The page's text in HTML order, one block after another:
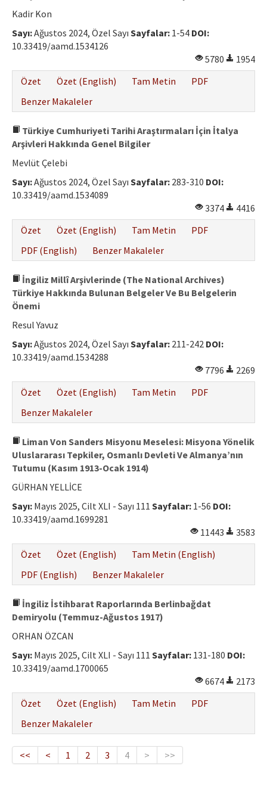
Kadir Kon
Sayı:Ağustos 2024, Özel Sayı Sayfalar: 1-54 DOI:
10.33419/aamd.1534126
5780
1954
Özet
Özet (English) Tam Metin
PDF
Benzer Makaleler
Türkiye Cumhuriyeti Tarihi Araştırmaları İçin İtalya
Arşivleri Hakkında Genel Bilgiler
Mevlüt Çelebi
Sayı:Ağustos 2024, Özel Sayı Sayfalar: 283-310 DOI:
10.33419/aamd.1534089
3374
4416
Özet
Özet (English) Tam Metin
PDF
PDF (English)
Benzer Makaleler
İngiliz Millî Arşivlerinde (The National Archives)
Türkiye Hakkında Bulunan Belgeler Ve Bu Belgelerin
Önemi
Resul Yavuz
Sayı:Ağustos 2024, Özel Sayı Sayfalar: 211-242 DOI:
10.33419/aamd.1534288
7796
2269
Özet
Özet (English) Tam Metin
PDF
Benzer Makaleler
Liman Von Sanders Misyonu Meselesi: Misyona Yönelik
Uluslararası Tepkiler, Osmanlı Devleti Ve Almanya’nın
Tutumu (Kasım 1913-Ocak 1914)
GÜRHAN YELLİCE
Sayı: Mayıs 2025, Cilt XLI - Sayı 111 Sayfalar: 1-56 DOI:
10.33419/aamd.1699281
11443
3583
Özet
Özet (English)
Tam Metin (English)
PDF (English)
Benzer Makaleler
İngiliz İstihbarat Raporlarında Berlinbağdat
Demiryolu (Temmuz-Ağustos 1917)
ORHAN ÖZCAN
Sayı: Mayıs 2025, Cilt XLI - Sayı 111 Sayfalar: 131-180 DOI:
10.33419/aamd.1700065
6674
2173
Özet
Özet (English) Tam Metin
PDF
Benzer Makaleler
<< < 1 2 3 4 > >>